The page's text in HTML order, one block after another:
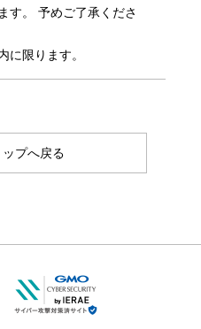
す。 予めご了承くださ
限ります。
プへ戻る